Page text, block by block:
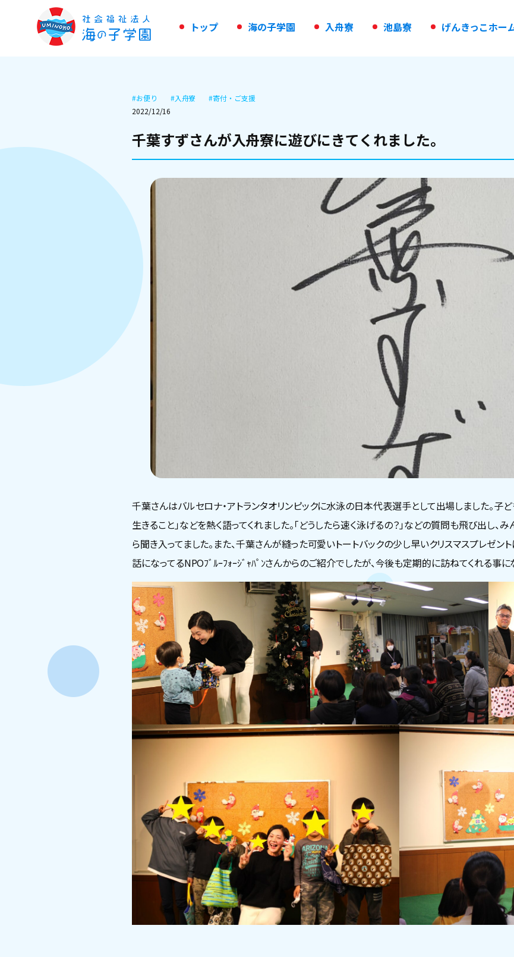
トップ 海の子学園 入舟寮 池島寮 げんきっこホー
#お便り #入舟寮 #寄付・ご支援
2022/12/16
千葉すずさんが入舟寮に遊びにきてくれました。
千葉さんはバルセロナ・アトランタオリンピックに水泳の日本代表選手として出場しました。子
生きること」などを熱く語ってくれました。「どうしたら速く泳げるの？」などの質問も飛び出し
ら聞き入ってました。また、千葉さんが縫った可愛いトートバックの少し早いクリスマスプレゼ
話になってるNPOﾌﾞﾙｰﾌｫｰｼﾞｬﾊﾟﾝさんからのご紹介でしたが、今後も定期的に訪ねてくれる事に